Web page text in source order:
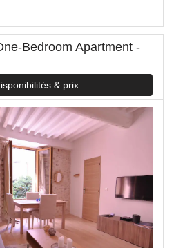
Bedroom Apartment -
& prix